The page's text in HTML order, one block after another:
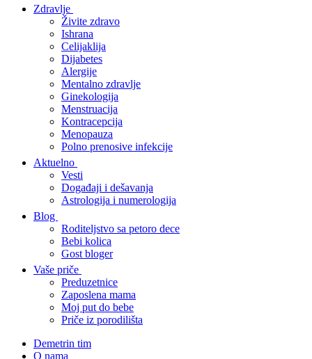
Zdravlje
Živite zdravo
Ishrana
Celijaklija
Dijabetes
Alergije
Mentalno zdravlje
Ginekologija
Menstruacija
Kontracepcija
Menopauza
Polno prenosive infekcije
Aktuelno
Vesti
Događaji i dešavanja
Astrologija i numerologija
Blog
Roditeljstvo sa petoro dece
Bebi kolica
Gost bloger
Vaše priče
Preduzetnice
Zaposlena mama
Moj put do bebe
Priče iz porodilišta
Demetrin tim
O nama